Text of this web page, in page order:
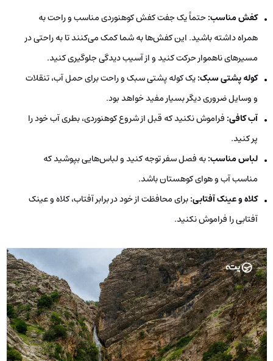
کفش مناسب:حتماً یک جفت کفش کوهنوردی مناسب و راحت به
همراه داشته باشید. این کفش‌ها به شما کمک می‌کنند تا به راحتی در
مسیرهای ناهموار حرکت کنید و از آسیب دیدگی جلوگیری کنید.
کوله پشتی سبک:یک کوله پشتی سبک و راحت برای حمل آب، تنقلات
و وسایل ضروری دیگر بسیار مفید خواهد بود.
آب کافی: فراموش نکنید که قبل از شروع کوهنوردی، بطری آب خود را
پر کنید.
لباس مناسب:به فصل سفر توجه کنید و لباس‌هایی بپوشید که
مناسب آب و هوای کوهستان باشد.
کلاه و عینک آفتابی:برای محافظت از خود در برابر آفتاب، کلاه و عینک
آفتابی را فراموش نکنید.